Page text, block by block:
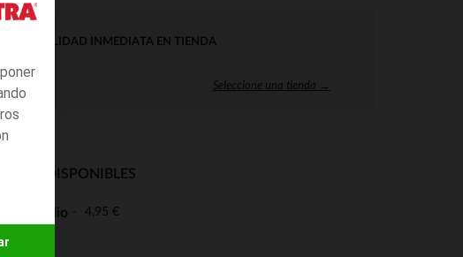
INMEDIATA EN TIENDA
Seleccione una tienda →
DISPONIBLES
domicilio 4,95 €